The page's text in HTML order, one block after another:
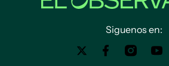
Siguenos en: